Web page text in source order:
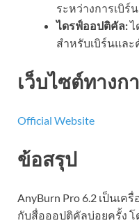
ระหว่างการเบิร์น
ไดรฟ์ออปติคัล:ไ
สำหรับเบิร์นแล
เว็บไซต์ทางก
Official Website
ข้อสรุป
AnyBurn Pro 6.2 เป็นเ
กับสื่อออปติคัลบ่อยครั้ง